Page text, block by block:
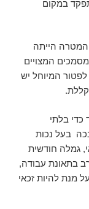
במקום
הייתה
המצויים
המיוחל יש
בלתי
בעל נכות
גמלה חודשית
בתאונת עבודה,
לצמיתות, על מנת להיות זכאי